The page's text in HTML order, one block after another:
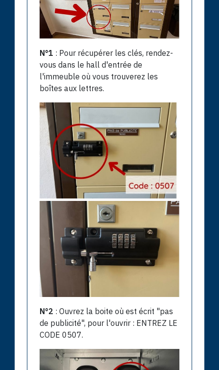
N°1 : Pour récupérer les clés, rendez-
vous dans le hall d'entrée de
l'immeuble où vous trouverez les
boîtes aux lettres.
N°2 : Ouvrez la boite où est écrit "pas
de publicité", pour l'ouvrir : ENTREZ LE
CODE 0507.